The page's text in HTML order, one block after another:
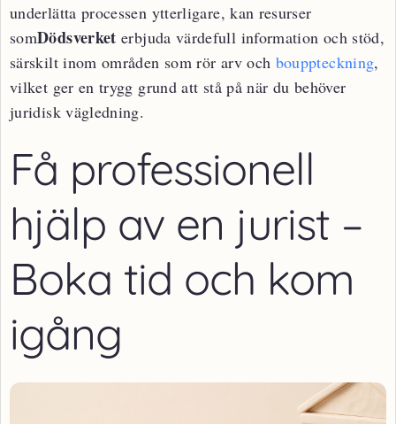
underlätta processen ytterligare, kan resurser
somDödsverket erbjuda värdefull information och stöd,
särskilt inom områden som rör arv och bouppteckning,
vilket ger en trygg grund att stå på när du behöver
juridisk vägledning.
Få professionell
hjälp av en jurist –
Boka tid och kom
igång